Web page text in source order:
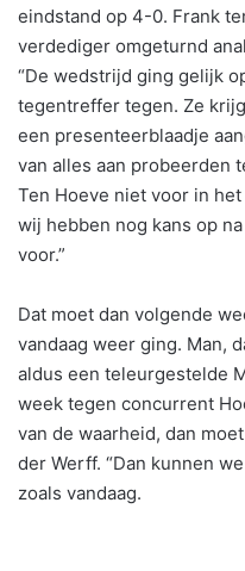
eindstand op 4-0. Frank
verdediger omgeturnd
“De wedstrijd ging gelijk
tegentreffer tegen. Ze
een presenteerblaadje
van alles aan probeerden
Ten Hoeve niet voor in
wij hebben nog kans op
voor.”
Dat moet dan volgende
vandaag weer ging. Man,
aldus een teleurgestelde
week tegen concurrent
van de waarheid, dan
der Werff. “Dan kunnen
zoals vandaag.